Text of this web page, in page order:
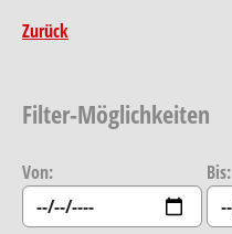
Zurück
Filter-Möglichkeiten
Von: Bis: